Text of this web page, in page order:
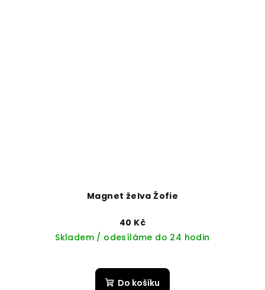
Magnet želva Žofie
40 Kč
Skladem / odesíláme do 24 hodin
Do košíku